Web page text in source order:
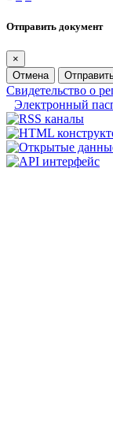
Отправить документ
×
Отмена
Свидетельство о
Электронный